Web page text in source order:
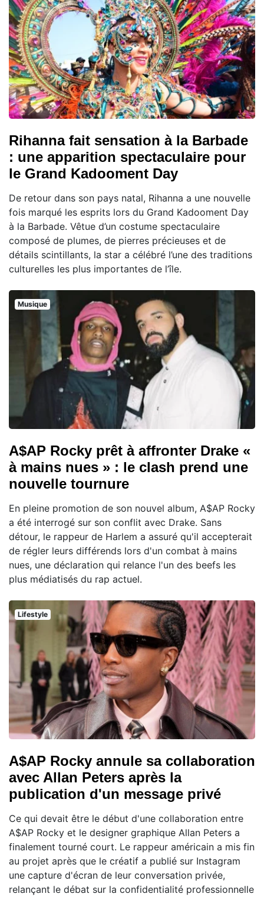
Rihanna fait sensation à la Barbade
: une apparition spectaculaire pour
le Grand Kadooment Day
De retour dans son pays natal, Rihanna a une nouvelle
fois marqué les esprits lors du Grand Kadooment Day
à la Barbade. Vêtue d’un costume spectaculaire
composé de plumes, de pierres précieuses et de
détails scintillants, la star a célébré l’une des traditions
culturelles les plus importantes de l’île.
Musique
A$AP Rocky prêt à affronter Drake «
à mains nues » : le clash prend une
nouvelle tournure
En pleine promotion de son nouvel album, A$AP Rocky
a été interrogé sur son conflit avec Drake. Sans
détour, le rappeur de Harlem a assuré qu'il accepterait
de régler leurs différends lors d'un combat à mains
nues, une déclaration qui relance l'un des beefs les
plus médiatisés du rap actuel.
Lifestyle
A$AP Rocky annule sa collaboration
avec Allan Peters après la
publication d'un message privé
Ce qui devait être le début d'une collaboration entre
A$AP Rocky et le designer graphique Allan Peters a
finalement tourné court. Le rappeur américain a mis fin
au projet après que le créatif a publié sur Instagram
une capture d'écran de leur conversation privée,
relançant le débat sur la confidentialité professionnelle